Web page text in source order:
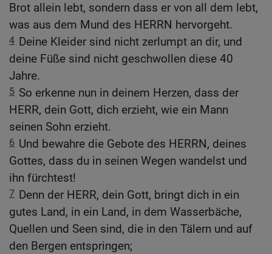
Brot allein lebt, sondern dass er von all dem lebt,
was aus dem Mund des HERRN hervorgeht.
4 Deine Kleider sind nicht zerlumpt an dir, und
deine Füße sind nicht geschwollen diese 40
Jahre.
5 So erkenne nun in deinem Herzen, dass der
HERR, dein Gott, dich erzieht, wie ein Mann
seinen Sohn erzieht.
6 Und bewahre die Gebote des HERRN, deines
Gottes, dass du in seinen Wegen wandelst und
ihn fürchtest!
7 Denn der HERR, dein Gott, bringt dich in ein
gutes Land, in ein Land, in dem Wasserbäche,
Quellen und Seen sind, die in den Tälern und auf
den Bergen entspringen;